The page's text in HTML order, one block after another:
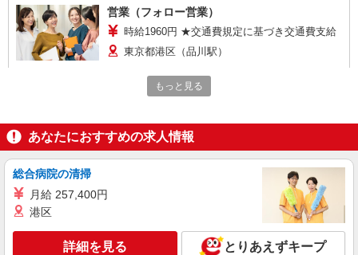
営業（フォロー営業）
時給1960円 ★交通費規定に基づき交通費支給
東京都港区（品川駅）
紹介予定派遣
株式会社パソナ・東京キャリアセンター/KT600117542901
営業（フォロー営業）
時給2100円 ★交通費規定に基づき交通費支給
詳細を見る
もっと見る
あなたにおすすめの求人情報
総合病院の清掃
月給 257,400円
港区
詳細を見る とりあえずキープ